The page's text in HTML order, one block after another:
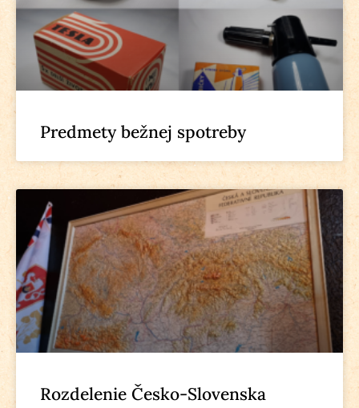
Predmety bežnej spotreby
Rozdelenie Česko-Slovenska